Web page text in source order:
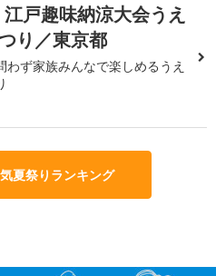
戸趣味納涼大会うえ
り／東京都
わず家族みんなで楽しめるうえ
夏祭りランキング